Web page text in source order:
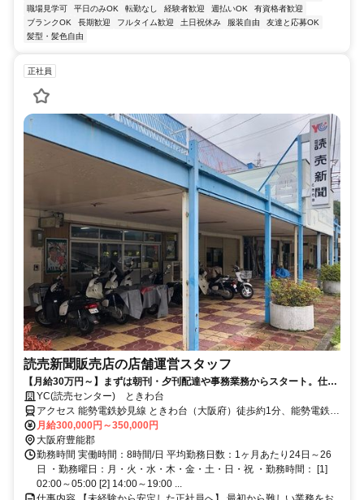
職場見学可
平日のみOK 転勤なし 経験者歓迎 週払いOK
有資格者歓迎
ブランクOK
長期歓迎 フルタイム歓迎 土日祝休み 服装自由
友達と応募OK
髪型・髪色自由
正社員
読売新聞販売店の店舗運営スタッフ
【月給30万円～】まずは朝刊・夕刊配達や事務業務からスタート。仕事
に慣れてきたらスタッフ管理や顧客管理、店舗運営業務も少しずつお任
せします。将来的には店舗責任者を目指せる環境です。新規営業ほぼな
し。新聞販売店の仕事は、地域の人々の生活をサポートできる仕事で
す。
YC(読売センター) ときわ台
アクセス 能勢電鉄妙見線 ときわ台（大阪府）徒歩約1分、能勢電鉄妙
見線 光風台（大阪府）徒歩約15分、能勢電鉄妙見線 妙見口徒歩約16
分
月給300,000円～350,000円
大阪府豊能郡
勤務時間 実働時間：8時間/日 平均勤務日数：1ヶ月あたり24日～26
日 ・勤務曜日：月・火・水・木・金・土・日・祝 ・勤務時間： [1]
02:00～05:00 [2] 14:00～19:00 ...